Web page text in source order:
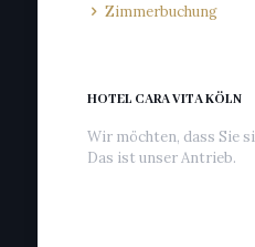
Zimmerbuchung
HOTEL CARA VITA KÖLN
Wir möchten, dass Sie
Das ist unser Antrieb.